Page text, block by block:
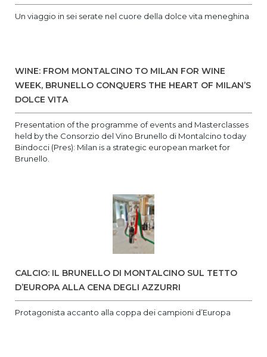
Un viaggio in sei serate nel cuore della dolce vita meneghina
WINE: FROM MONTALCINO TO MILAN FOR WINE
WEEK, BRUNELLO CONQUERS THE HEART OF MILAN’S
DOLCE VITA
Presentation of the programme of events and Masterclasses
held by the Consorzio del Vino Brunello di Montalcino today
Bindocci (Pres): Milan is a strategic european market for
Brunello.
CALCIO: IL BRUNELLO DI MONTALCINO SUL TETTO
D’EUROPA ALLA CENA DEGLI AZZURRI
Protagonista accanto alla coppa dei campioni d’Europa